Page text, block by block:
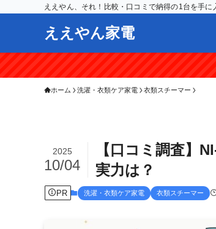
ええやん、それ！比較・口コミで納得の1台を手に
ええやん家電
＞＞【
ホーム 洗濯・衣類ケア家電 衣類スチーマー
【口コミ調査】
実力は？
2025
10/04
PR 洗濯・衣類ケア家電 衣類スチーマー